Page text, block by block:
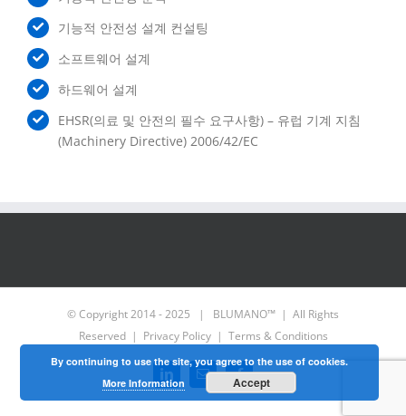
기능적 안전성 설계 컨설팅
소프트웨어 설계
하드웨어 설계
EHSR(의료 및 안전의 필수 요구사항) – 유럽 기계 지침
(Machinery Directive) 2006/42/EC
© Copyright 2014 - 2025 | BLUMANO™ | All Rights
Reserved | Privacy Policy| Terms & Conditions
LinkedInEmail Facebook
By continuing to use the site, you agree to the use of cookies.
More Information
Accept